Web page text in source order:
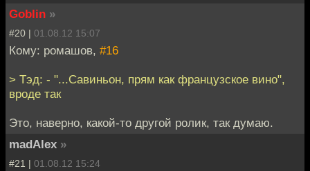
Goblin »
#20 | 01.08.12 15:07
Кому: ромашов, #16
> Тэд: - "...Савиньон, прям как французское вино",
вроде так
Это, наверно, какой-то другой ролик, так думаю.
madAlex »
#21 | 01.08.12 15:24